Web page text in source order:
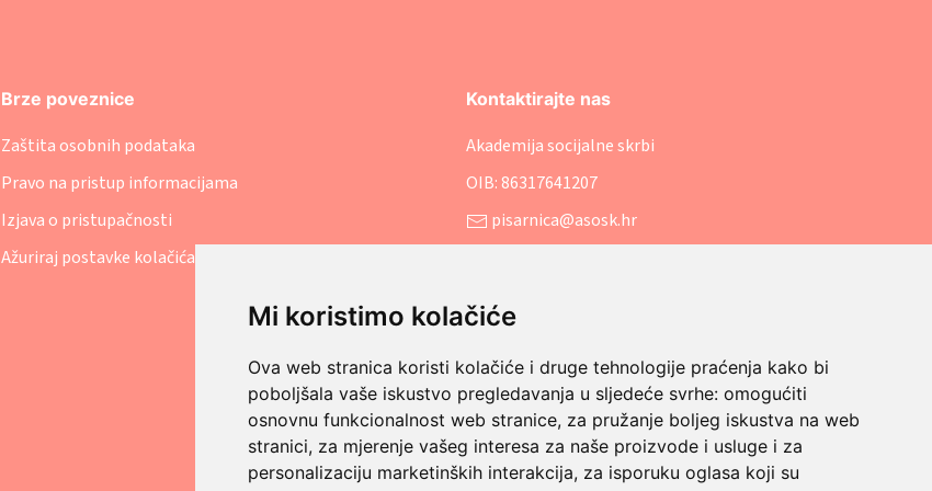
Mi koristimo kolačiće
Ova web stranica koristi kolačiće i druge tehnologije praćenja kako bi
poboljšala vaše iskustvo pregledavanja u sljedeće svrhe: omogućiti
osnovnu funkcionalnost web stranice, za pružanje boljeg iskustva na web
stranici, za mjerenje vašeg interesa za naše proizvode i usluge i za
personalizaciju marketinških interakcija, za isporuku oglasa koji su
Brze poveznice
Zaštita osobnih podataka
Pravo na pristup informacijama
Izjava o pristupačnosti
Ažuriraj postavke kolačića
Kontaktirajte nas
Akademija socijalne skrbi
OIB: 86317641207
pisarnica@asosk.hr